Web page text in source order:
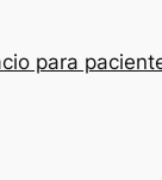
para